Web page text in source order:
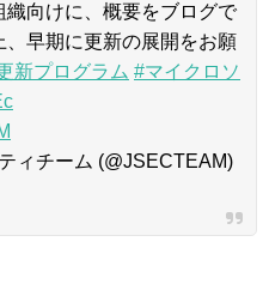
向けに、概要をブログで
早期に更新の展開をお願
新プログラム #マイクロソ
ィチーム (@JSECTEAM)